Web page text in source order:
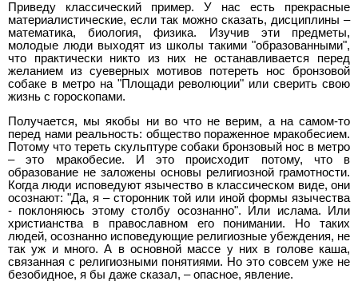
Приведу классический пример. У нас есть прекрасные
материалистические, если так можно сказать, дисциплины –
математика, биология, физика. Изучив эти предметы,
молодые люди выходят из школы такими "образованными",
что практически никто из них не останавливается перед
желанием из суеверных мотивов потереть нос бронзовой
собаке в метро на "Площади революции" или сверить свою
жизнь с гороскопами.
Получается, мы якобы ни во что не верим, а на самом-то
перед нами реальность: общество пораженное мракобесием.
Потому что тереть скульптуре собаки бронзовый нос в метро
– это мракобесие. И это происходит потому, что в
образование не заложены основы религиозной грамотности.
Когда люди исповедуют язычество в классическом виде, они
осознают: "Да, я – сторонник той или иной формы язычества
- поклоняюсь этому столбу осознанно". Или ислама. Или
христианства в православном его понимании. Но таких
людей, осознанно исповедующие религиозные убеждения, не
так уж и много. А в основной массе у них в голове каша,
связанная с религиозными понятиями. Но это совсем уже не
безобидное, я бы даже сказал, – опасное, явление.